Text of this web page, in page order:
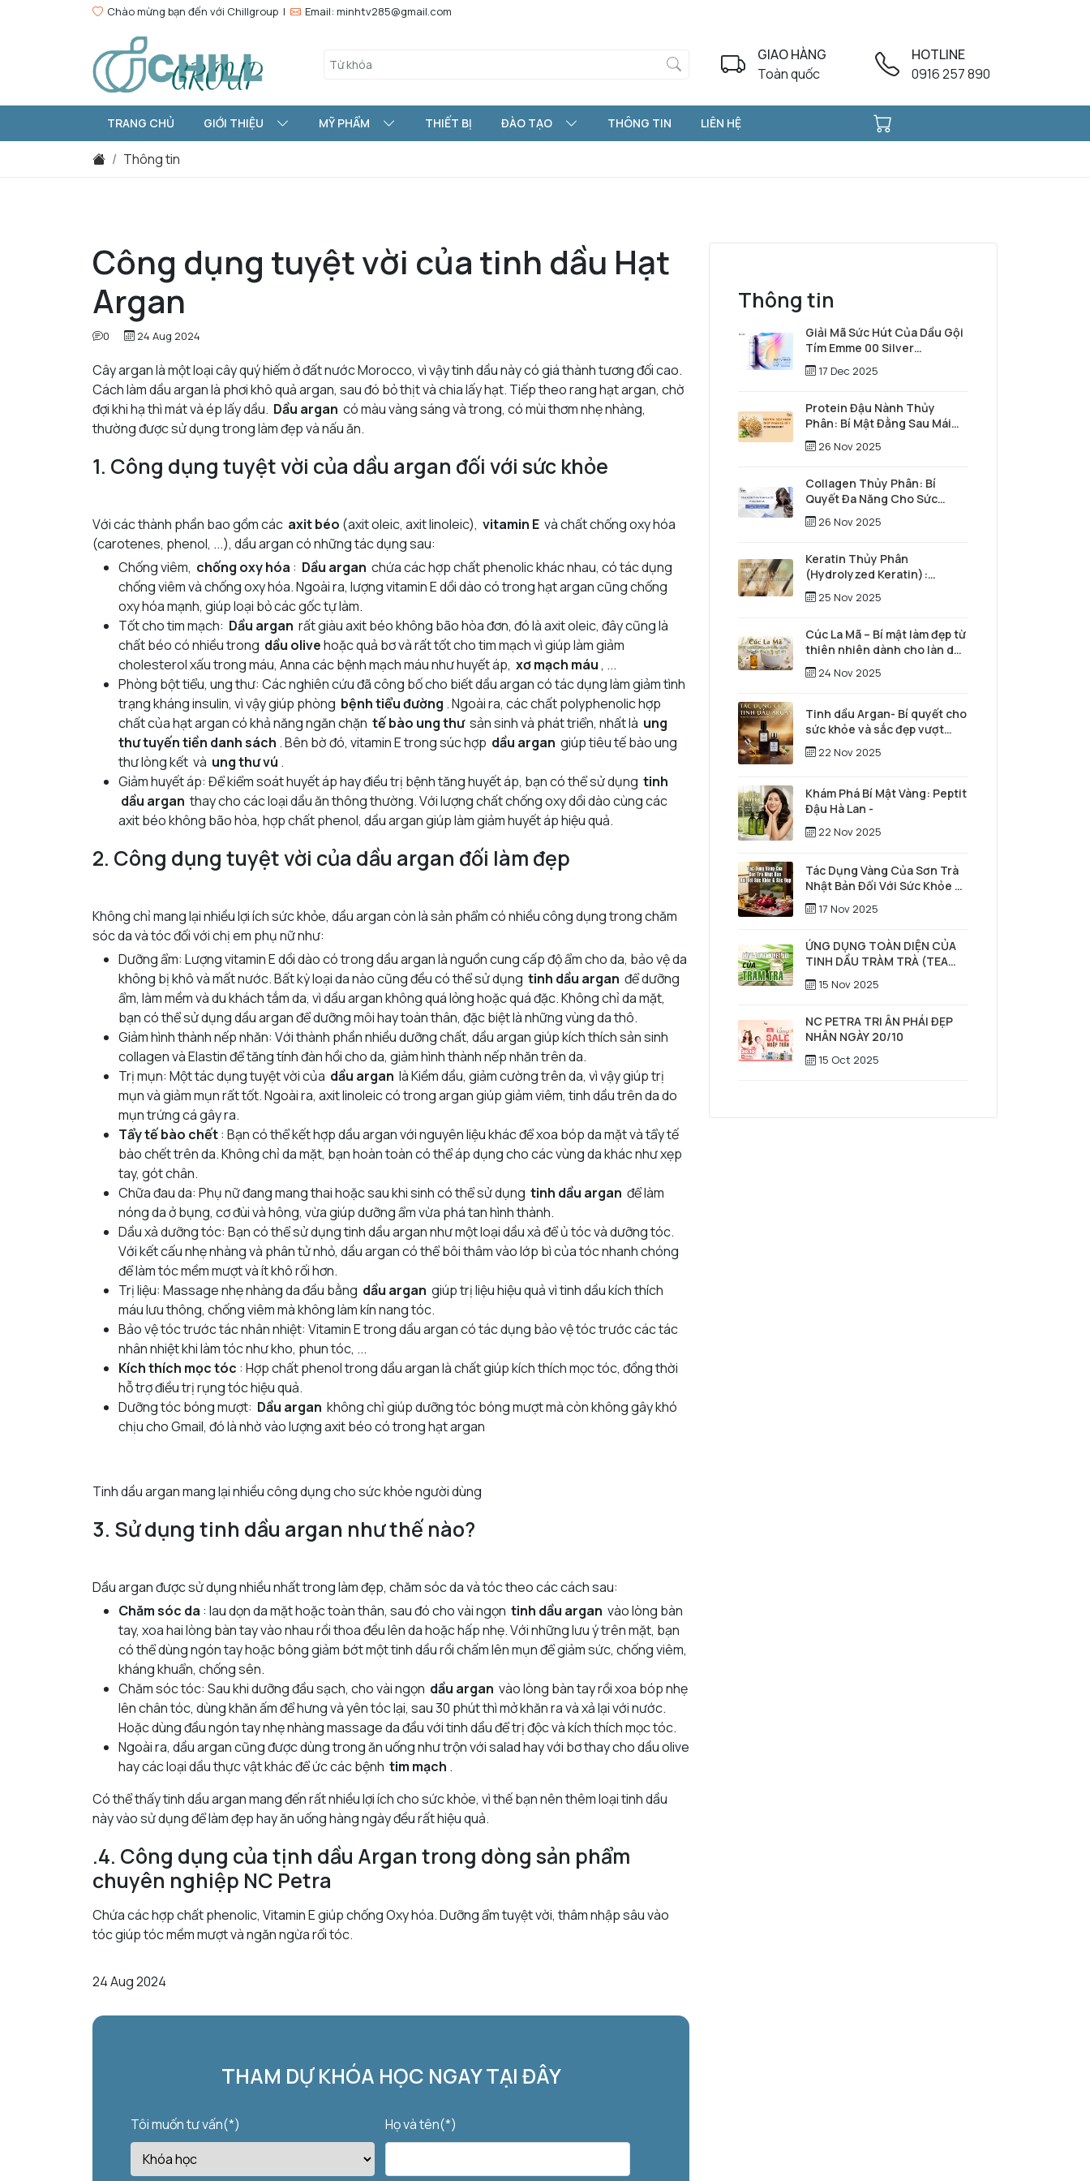
Chào mừng bạn đến với Chillgroup | Email: minhtv285@gmail.com
GIAO HÀNG
Toàn quốc
HOTLINE
0916 257 890
TRANG CHỦ GIỚI THIỆU MỸ PHẨM THIẾT BỊ ĐÀO TẠO THÔNG TIN LIÊN HỆ
Thông tin
Công dụng tuyệt vời của tinh dầu Hạt
Argan
0 24 Aug 2024
Cây argan là một loại cây quý hiếm ở đất nước Morocco, vì vậy tinh dầu này có giá thành tương đối cao.
Cách làm dầu argan là phơi khô quả argan, sau đó bỏ thịt và chia lấy hạt. Tiếp theo rang hạt argan, chờ
đợi khi hạ thì mát và ép lấy dầu. Dầu argan có màu vàng sáng và trong, có mùi thơm nhẹ nhàng,
thường được sử dụng trong làm đẹp và nấu ăn.
1. Công dụng tuyệt vời của dầu argan đối với sức khỏe
Với các thành phần bao gồm các axit béo (axit oleic, axit linoleic), vitamin E và chất chống oxy hóa
(carotenes, phenol, ...), dầu argan có những tác dụng sau:
Chống viêm, chống oxy hóa : Dầu argan chứa các hợp chất phenolic khác nhau, có tác dụng
chống viêm và chống oxy hóa. Ngoài ra, lượng vitamin E dồi dào có trong hạt argan cũng chống
oxy hóa mạnh, giúp loại bỏ các gốc tự làm.
Tốt cho tim mạch: Dầu argan rất giàu axit béo không bão hòa đơn, đó là axit oleic, đây cũng là
chất béo có nhiều trong dầu olivehoặc quả bơ và rất tốt cho tim mạch vì giúp làm giảm
cholesterol xấu trong máu, Anna các bệnh mạch máu như huyết áp, xơ mạch máu, ...
Phòng bột tiểu, ung thư: Các nghiên cứu đã công bố cho biết dầu argan có tác dụng làm giảm tình
trạng kháng insulin, vì vậy giúp phòng bệnh tiểu đường . Ngoài ra, các chất polyphenolic hợp
chất của hạt argan có khả năng ngăn chặn tế bào ung thưsản sinh và phát triển, nhất là ung
thư tuyến tiền danh sách . Bên bờ đó, vitamin E trong súc hợp dầu argan giúp tiêu tế bào ung
thư lòng kết và ung thư vú .
Giảm huyết áp: Để kiểm soát huyết áp hay điều trị bệnh tăng huyết áp, bạn có thể sử dụng tinh
dầu argan thay cho các loại dầu ăn thông thường. Với lượng chất chống oxy dồi dào cùng các
axit béo không bão hòa, hợp chất phenol, dầu argan giúp làm giảm huyết áp hiệu quả.
2. Công dụng tuyệt vời của dầu argan đối làm đẹp
Không chỉ mang lại nhiều lợi ích sức khỏe, dầu argan còn là sản phẩm có nhiều công dụng trong chăm
sóc da và tóc đối với chị em phụ nữ như:
Dưỡng ẩm: Lượng vitamin E dồi dào có trong dầu argan là nguồn cung cấp độ ẩm cho da, bảo vệ da
không bị khô và mất nước. Bất kỳ loại da nào cũng đều có thể sử dụng tinh dầu argan để dưỡng
ẩm, làm mềm và du khách tắm da, vì dầu argan không quá lỏng hoặc quá đặc. Không chỉ da mặt,
bạn có thể sử dụng dầu argan để dưỡng môi hay toàn thân, đặc biệt là những vùng da thô.
Giảm hình thành nếp nhăn: Với thành phần nhiều dưỡng chất, dầu argan giúp kích thích sản sinh
collagen và Elastin để tăng tính đàn hồi cho da, giảm hình thành nếp nhăn trên da.
Trị mụn: Một tác dụng tuyệt vời của dầu argan là Kiềm dầu, giảm cường trên da, vì vậy giúp trị
mụn và giảm mụn rất tốt. Ngoài ra, axit linoleic có trong argan giúp giảm viêm, tinh dầu trên da do
mụn trứng cágây ra.
Tẩy tế bào chết: Bạn có thể kết hợp dầu argan với nguyên liệu khác để xoa bóp da mặt và tẩy tế
bào chết trên da. Không chỉ da mặt, bạn hoàn toàn có thể áp dụng cho các vùng da khác như xẹp
tay, gót chân.
Chữa đau da: Phụ nữ đang mang thai hoặc sau khi sinh có thể sử dụng tinh dầu argan để làm
nóng da ở bụng, cơ đùi và hông, vừa giúp dưỡng ẩm vừa phá tan hình thành.
Dầu xả dưỡng tóc: Bạn có thể sử dụng tinh dầu argan như một loại dầu xả để ủ tóc và dưỡng tóc.
Với kết cấu nhẹ nhàng và phân tử nhỏ, dầu argan có thể bôi thâm vào lớp bì của tóc nhanh chóng
để làm tóc mềm mượt và ít khô rối hơn.
Trị liệu: Massage nhẹ nhàng da đầu bằng dầu argan giúp trị liệu hiệu quả vì tinh dầu kích thích
máu lưu thông, chống viêm mà không làm kín nang tóc.
Bảo vệ tóc trước tác nhân nhiệt: Vitamin E trong dầu argan có tác dụng bảo vệ tóc trước các tác
nhân nhiệt khi làm tóc như kho, phun tóc, ...
Kích thích mọc tóc : Hợp chất phenol trong dầu argan là chất giúp kích thích mọc tóc, đồng thời
hỗ trợ điều trị rụng tóc hiệu quả.
Dưỡng tóc bóng mượt: Dầu argan không chỉ giúp dưỡng tóc bóng mượt mà còn không gây khó
chịu cho Gmail, đó là nhờ vào lượng axit béo có trong hạt argan
Tinh dầu argan mang lại nhiều công dụng cho sức khỏe người dùng
3. Sử dụng tinh dầu argan như thế nào?
Dầu argan được sử dụng nhiều nhất trong làm đẹp, chăm sóc da và tóc theo các cách sau:
Chăm sóc da : lau dọn da mặt hoặc toàn thân, sau đó cho vài ngọn tinh dầu argan vào lòng bàn
tay, xoa hai lòng bàn tay vào nhau rồi thoa đều lên da hoặc hấp nhẹ. Với những lưu ý trên mặt, bạn
có thể dùng ngón tay hoặc bông giảm bớt một tinh dầu rồi chấm lên mụn để giảm sức, chống viêm,
kháng khuẩn, chống sên.
Chăm sóc tóc: Sau khi dưỡng đầu sạch, cho vài ngọn dầu argan vào lòng bàn tay rồi xoa bóp nhẹ
lên chân tóc, dùng khăn ấm để hưng và yên tóc lại, sau 30 phút thì mở khăn ra và xả lại với nước.
Hoặc dùng đầu ngón tay nhẹ nhàng massage da đầu với tinh dầu để trị độc và kích thích mọc tóc.
Ngoài ra, dầu argan cũng được dùng trong ăn uống như trộn với salad hay với bơ thay cho dầu olive
hay các loại dầu thực vật khác để ức các bệnh tim mạch .
Có thể thấy tinh dầu argan mang đến rất nhiều lợi ích cho sức khỏe, vì thế bạn nên thêm loại tinh dầu
này vào sử dụng để làm đẹp hay ăn uống hàng ngày đều rất hiệu quả.
.4. Công dụng của tịnh dầu Argan trong dòng sản phẩm
chuyên nghiệp NC Petra
Chứa các hợp chất phenolic, Vitamin E giúp chống Oxy hóa. Dưỡng ẩm tuyệt vời, thâm nhập sâu vào
tóc giúp tóc mềm mượt và ngăn ngừa rối tóc.
24 Aug 2024
THAM DỰ KHÓA HỌC NGAY TẠI ĐÂY
Tôi muốn tư vấn(*) Họ và tên(*)
Thông tin
Giải Mã Sức Hút Của Dầu Gội
Tím Emme 00 Silver
Shampoo Từ Ý
17 Dec 2025
Protein Đậu Nành Thủy
Phân: Bí Mật Đằng Sau Mái
Tóc Óng Mượt Và Làn Da Trẻ
Trung
26 Nov 2025
Collagen Thủy Phân: Bí
Quyết Đa Năng Cho Sức
Khỏe Toàn Diện và Vẻ Đẹp
Vượt Thời Gian
26 Nov 2025
Keratin Thủy Phân
(Hydrolyzed Keratin):
"Người hùng thầm lặng" tái
tạo mái tóc từ sâu bên trong
25 Nov 2025
Cúc La Mã – Bí mật làm đẹp từ
thiên nhiên dành cho làn da
và mái tóc
24 Nov 2025
Tinh dầu Argan- Bí quyết cho
sức khỏe và sắc đẹp vượt
thời gian
22 Nov 2025
Khám Phá Bí Mật Vàng: Peptit
Đậu Hà Lan -
22 Nov 2025
Tác Dụng Vàng Của Sơn Trà
Nhật Bản Đối Với Sức Khỏe &
Sắc Đẹp
17 Nov 2025
ỨNG DỤNG TOÀN DIỆN CỦA
TINH DẦU TRÀM TRÀ (TEA
TREE) TRONG SỨC KHỎE,
LÀM ĐẸP & CHĂM SÓC TÓC –
15 Nov 2025
NC PETRA TRI ÂN PHÁI ĐẸP
NHÂN NGÀY 20/10
15 Oct 2025